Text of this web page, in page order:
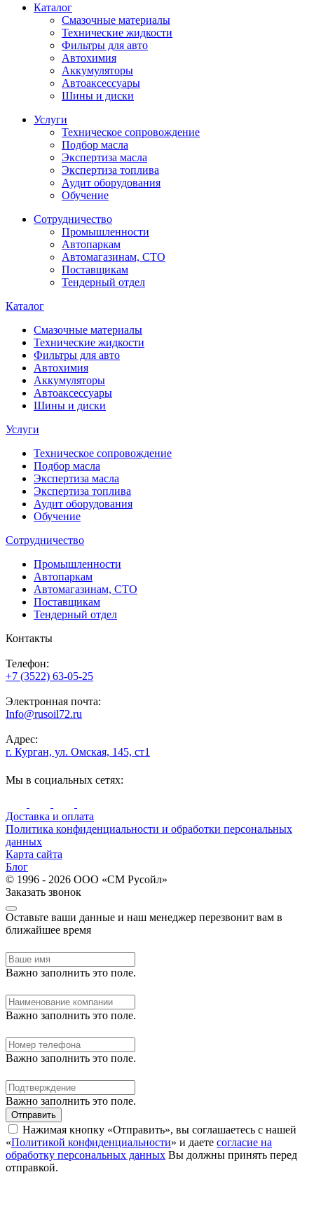
Каталог
Смазочные материалы
Технические жидкости
Фильтры для авто
Автохимия
Аккумуляторы
Автоаксессуары
Шины и диски
Услуги
Техническое сопровождение
Подбор масла
Экспертиза масла
Экспертиза топлива
Аудит оборудования
Обучение
Сотрудничество
Промышленности
Автопаркам
Автомагазинам, СТО
Поставщикам
Тендерный отдел
Каталог
Смазочные материалы
Технические жидкости
Фильтры для авто
Автохимия
Аккумуляторы
Автоаксессуары
Шины и диски
Услуги
Техническое сопровождение
Подбор масла
Экспертиза масла
Экспертиза топлива
Аудит оборудования
Обучение
Сотрудничество
Промышленности
Автопаркам
Автомагазинам, СТО
Поставщикам
Тендерный отдел
Контакты
Телефон:
+7 (3522) 63-05-25
Электронная почта:
Info@rusoil72.ru
Адрес:
г. Курган, ул. Омская, 145, ст1
Мы в социальных сетях:
Доставка и оплата
Политика конфиденциальности и обработки персональных
данных
Карта сайта
Блог
© 1996 - 2026 ООО «СМ Русойл»
Заказать звонок
Оставьте ваши данные и наш менеджер перезвонит вам в
ближайшее время
Важно заполнить это поле.
Важно заполнить это поле.
Важно заполнить это поле.
Важно заполнить это поле.
Отправить
Нажимая кнопку «Отправить», вы соглашаетесь с нашей
«Политикой конфиденциальности» и даете согласие на
обработку персональных данных Вы должны принять перед
отправкой.